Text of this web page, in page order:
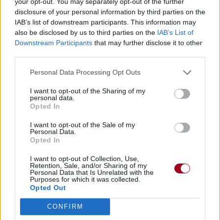
disclosure of your personal information by third parties on the
IAB’s list of downstream participants. This information may
also be disclosed by us to third parties on the IAB’s List of
Downstream Participants that may further disclose it to other
Personal Data Processing Opt Outs
I want to opt-out of the Sharing of my
personal data.
Opted In
I want to opt-out of the Sale of my
Personal Data.
Opted In
I want to opt-out of Collection, Use,
Retention, Sale, and/or Sharing of my
Personal Data that Is Unrelated with the
Purposes for which it was collected.
Opted Out
CONFIRM